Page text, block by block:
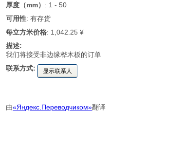
厚度（mm） : 1 - 50
可用性: 有存货
每立方米价格: 1,042.25 ¥
描述:
我们将接受非边缘桦木板的订单
联系方式:
显示联系人
由«Яндекс.Переводчиком»翻译